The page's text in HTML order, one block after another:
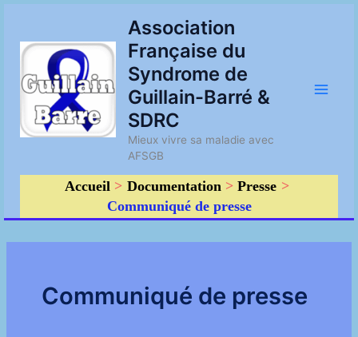
contenu
Association
Française du
Syndrome de
Guillain-Barré &
SDRC
Mieux vivre sa maladie avec
AFSGB
Accueil Documentation
Presse
Communiqué de presse
Communiqué de presse